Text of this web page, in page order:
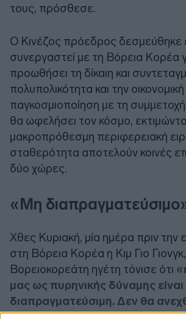
τους, πρόσθεσε.
Ο Κινέζος πρόεδρος δεσμεύθηκε
συνεργαστεί με τη Βόρεια Κορέα
προωθήσει τη δίκαιη και
πολυπολικότητα και την οικονομική
παγκοσμιοποίηση με τη
θα ωφελήσει τον κόσμο,
μακροπρόθεσμη περιφερειακή
σταθερότητα αποτελούν κοινές
δύο χώρες.
«Μη
Χθες Κυριακή, μία ημέρα πριν την
στη Βόρεια Κορέα η Κιμ Γιο
Βορειοκορεάτη ηγέτη τόνισε ότι
μας ως πυρηνικής δύναμης
διαπραγματεύσιμη. Δεν θα